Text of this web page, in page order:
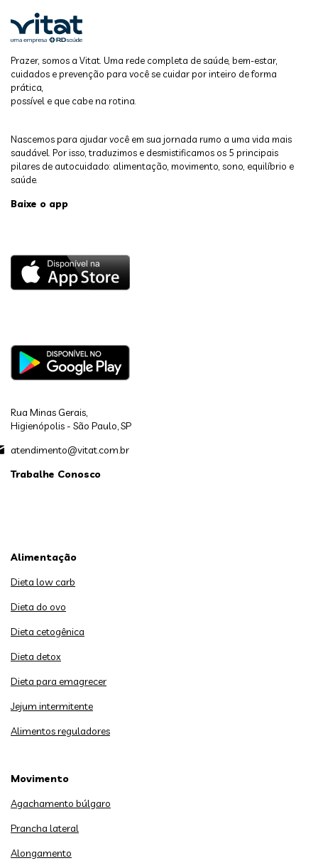
Prazer, somos a Vitat. Uma rede completa de saúde, bem-estar,
cuidados e prevenção para você se cuidar por inteiro de forma
prática,
possível e que cabe na rotina.
Nascemos para ajudar você em sua jornada rumo a uma vida mais
saudável. Por isso, traduzimos e desmistificamos os 5 principais
pilares de autocuidado: alimentação, movimento, sono, equilíbrio e
saúde.
Baixe o app
Rua Minas Gerais,
Higienópolis - São Paulo, SP
atendimento@vitat.com.br
Trabalhe Conosco
Alimentação
Dieta low carb
Dieta do ovo
Dieta cetogênica
Dieta detox
Dieta para emagrecer
Jejum intermitente
Alimentos reguladores
Movimento
Agachamento búlgaro
Prancha lateral
Alongamento